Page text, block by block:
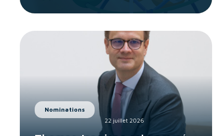
Nominations
22 juillet 2026